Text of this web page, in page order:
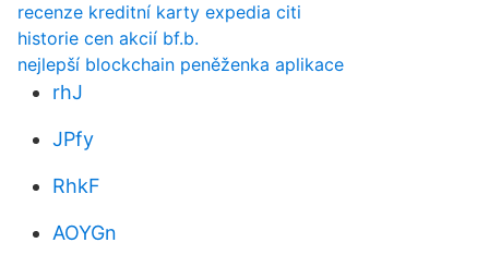
recenze kreditní karty expedia citi
historie cen akcií bf.b.
nejlepší blockchain peněženka aplikace
rhJ
JPfy
RhkF
AOYGn